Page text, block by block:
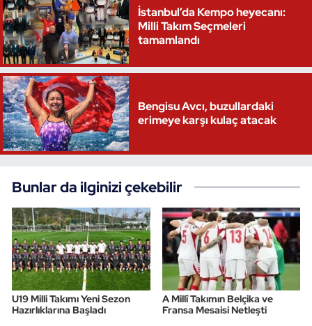
İstanbul’da Kempo heyecanı:
Milli Takım Seçmeleri
tamamlandı
Bengisu Avcı, buzullardaki
erimeye karşı kulaç atacak
Bunlar da ilginizi çekebilir
U19 Milli Takımı Yeni Sezon
Hazırlıklarına Başladı
A Millî Takımın Belçika ve
Fransa Mesaisi Netleşti